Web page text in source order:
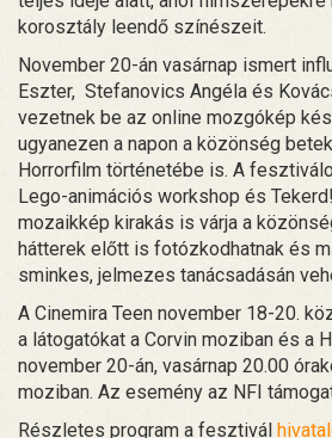
korosztály leendő színészeit.
November 20-án vasárnap ismert
Eszter, Stefanovics Angéla és
vezetnek be az online mozgókép
ugyanezen a napon a közönség
Horrorfilm történetébe is. A
Lego-animációs workshop és
mozaikkép kirakás is várja a
hátterek előtt is fotózkodhatnak és
sminkes, jelmezes tanácsadásán
A Cinemira Teen november 18-20.
a látogatókat a Corvin moziban és a
november 20-án, vasárnap 20.00
moziban. Az esemény az NFI
Részletes program a fesztivál